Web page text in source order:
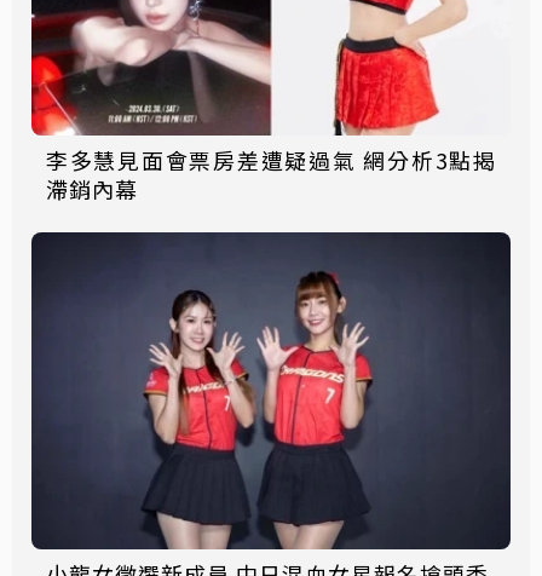
李多慧見面會票房差遭疑過氣 網分析3點揭
滯銷內幕